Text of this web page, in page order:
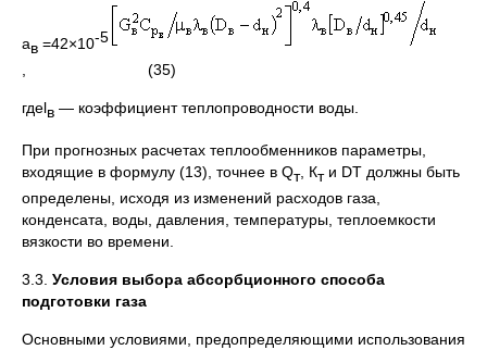
aв =42×10-5
, (35)
гдеlв — коэффициент теплопроводности воды.
При прогнозных расчетах теплообменников параметры,
входящие в формулу (13), точнее в Qт, Кти DТ должны быть
определены, исходя из изменений расходов газа,
конденсата, воды, давления, температуры, теплоемкости
вязкости во времени.
3.3. Условия выбора абсорбционного способа
подготовки газа
Основными условиями, предопределяющими использования